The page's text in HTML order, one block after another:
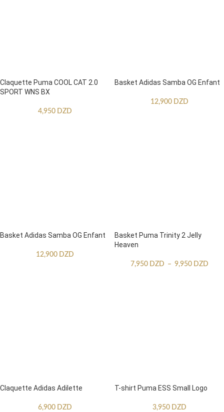
Claquette Puma COOL CAT 2.0
SPORT WNS BX
4,950 DZD
Basket Adidas Samba OG Enfant
12,900 DZD
Basket Adidas Samba OG Enfant
12,900 DZD
Basket Puma Trinity 2 Jelly
Heaven
7,950 DZD – 9,950 DZD
Claquette Adidas Adilette
6,900 DZD
T-shirt Puma ESS Small Logo
3,950 DZD